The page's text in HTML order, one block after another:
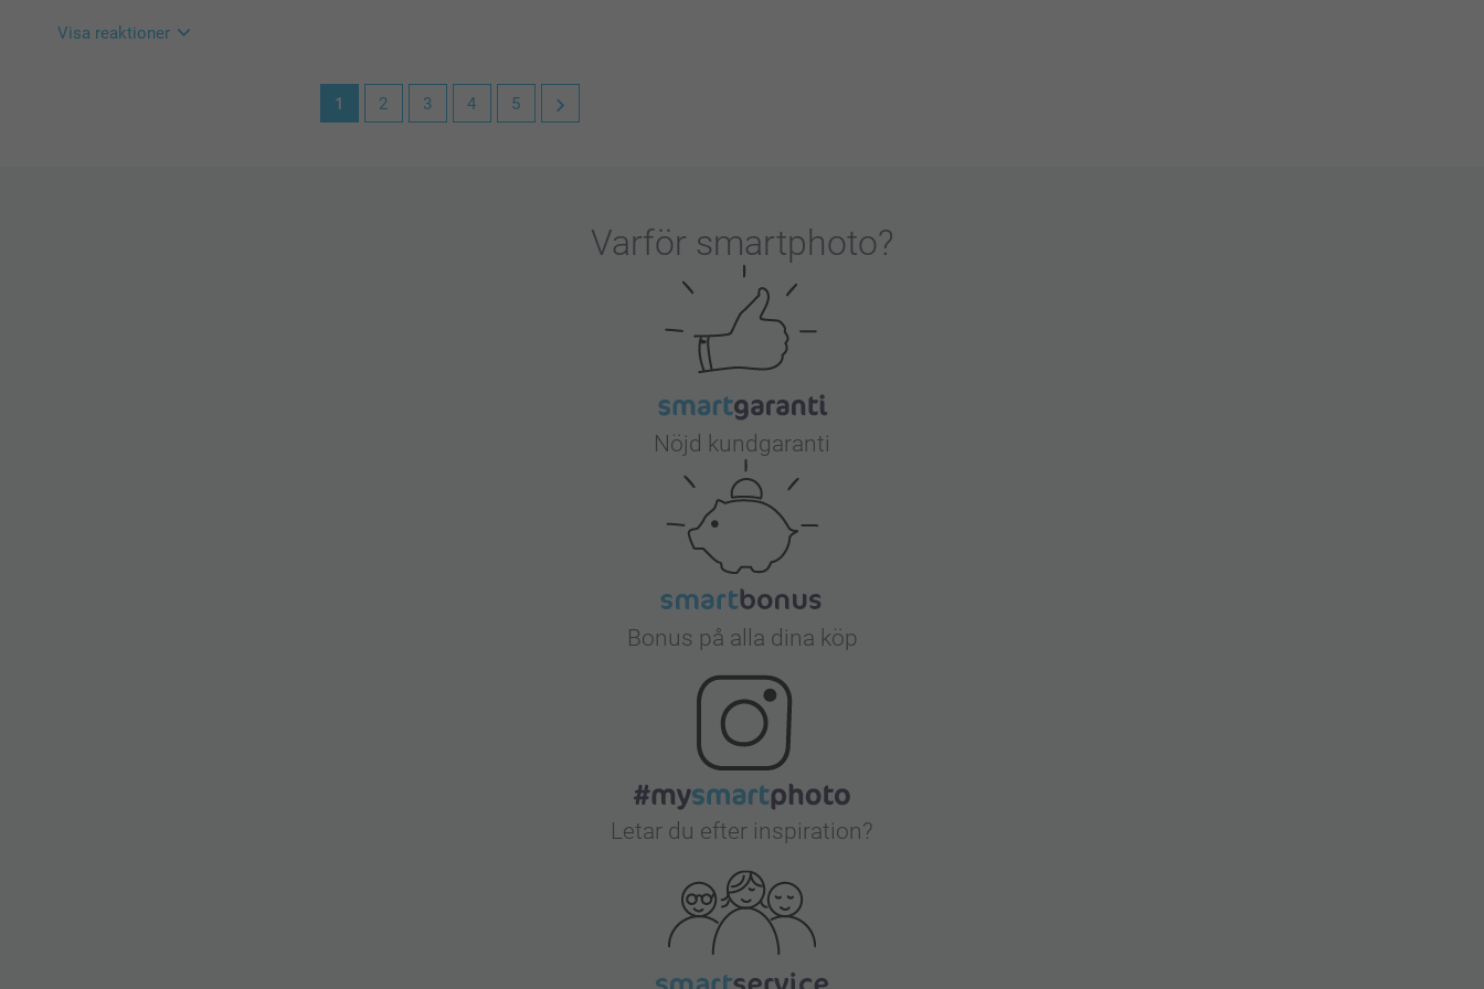
Visa reaktioner
1 2 3 4 5
Varför smartphoto?
Nöjd kundgaranti
Bonus på alla dina köp
Letar du efter inspiration?